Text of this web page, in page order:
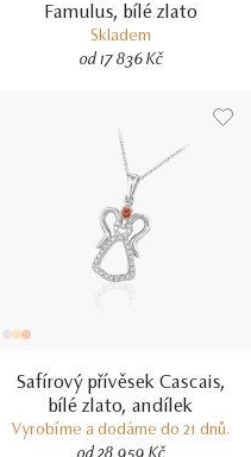
Famulus, bílé zlato
Skladem
od 17 836 Kč
Safírový přívěsek Cascais,
bílé zlato, andílek
Vyrobíme a dodáme do 21 dnů.